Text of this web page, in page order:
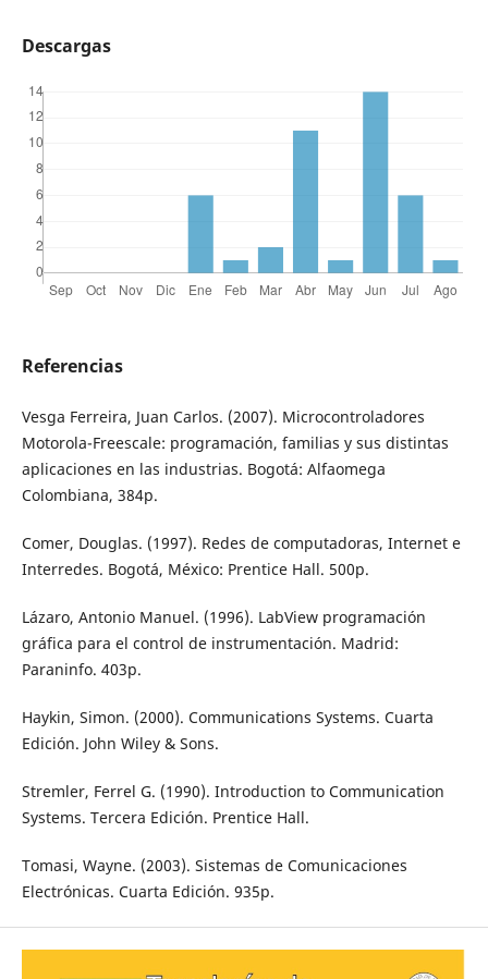
Descargas
Referencias
Vesga Ferreira, Juan Carlos. (2007). Microcontroladores
Motorola-Freescale: programación, familias y sus distintas
aplicaciones en las industrias. Bogotá: Alfaomega
Colombiana, 384p.
Comer, Douglas. (1997). Redes de computadoras, Internet e
Interredes. Bogotá, México: Prentice Hall. 500p.
Lázaro, Antonio Manuel. (1996). LabView programación
gráfica para el control de instrumentación. Madrid:
Paraninfo. 403p.
Haykin, Simon. (2000). Communications Systems. Cuarta
Edición. John Wiley & Sons.
Stremler, Ferrel G. (1990). Introduction to Communication
Systems. Tercera Edición. Prentice Hall.
Tomasi, Wayne. (2003). Sistemas de Comunicaciones
Electrónicas. Cuarta Edición. 935p.